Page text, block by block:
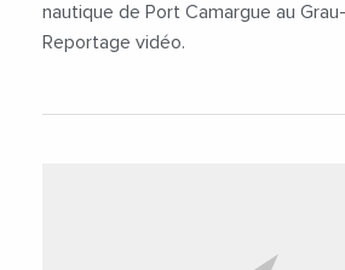
nautique de Port Camargue au
Reportage vidéo.